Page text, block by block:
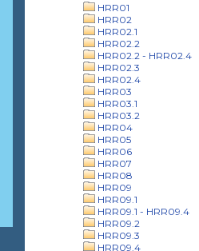
HRR01
HRR02
HRR02.1
HRR02.2
HRR02.2 - HRR02.4
HRR02.3
HRR02.4
HRR03
HRR03.1
HRR03.2
HRR04
HRR05
HRR06
HRR07
HRR08
HRR09
HRR09.1
HRR09.1 - HRR09.4
HRR09.2
HRR09.3
HRR09.4